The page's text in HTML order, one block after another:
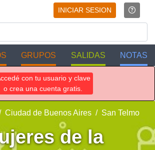
INICIAR SESION
GRUPOS SALIDAS NOTAS
con tu usuario y clave
o crea una cuenta gratis.
Ciudad de Buenos Aires San Telmo
de la